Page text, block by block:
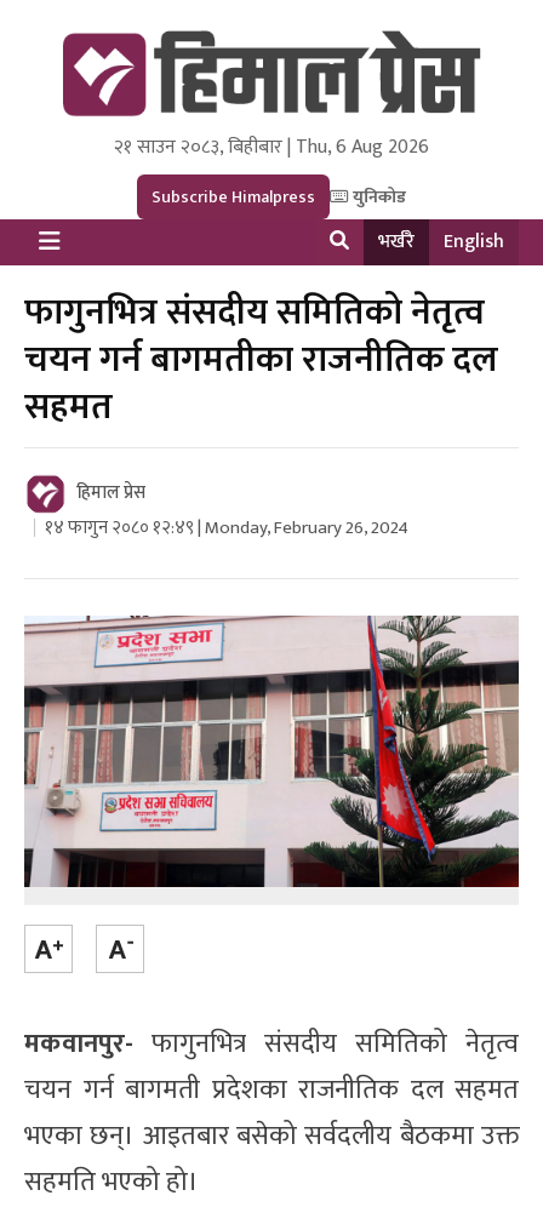
Himal Press
Dot NewsyNepal Media and Research Pvt Ltd.
२१ साउन २०८३, बिहीबार | Thu, 6 Aug 2026
Subscribe Himalpress युनिकोड
भर्खरै English
फागुनभित्र संसदीय समितिको नेतृत्व
चयन गर्न बागमतीका राजनीतिक दल
सहमत
हिमाल प्रेस
१४ फागुन २०८० १२:४९ | Monday, February 26, 2024
मकवानपुर- फागुनभित्र संसदीय समितिको नेतृत्व
चयन गर्न बागमती प्रदेशका राजनीतिक दल सहमत
भएका छन्। आइतबार बसेको सर्वदलीय बैठकमा उक्त
सहमति भएको हो।